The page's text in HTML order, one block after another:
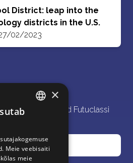
District: leap into the
districts in the U.S.
02/2023
olulisi teateid Futuclassi
×
Meie veebisaiti
meie